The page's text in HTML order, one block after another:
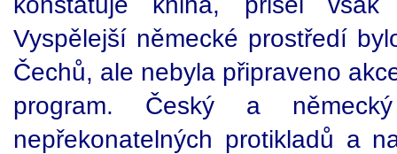
Vyspělejší německé prostředí
Čechů, ale nebyla připraveno
program. Český a
nepřekonatelných protikladů a